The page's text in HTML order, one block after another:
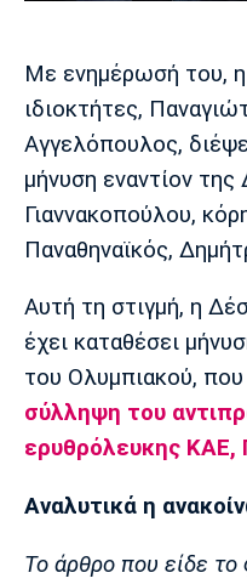
Πολιτισμός
Τραγούδια
Cine Spot
Running
Media
Παρασκήνιο
Πρόγραμμα TV
Ιωνικός
Μάντσεστερ
Γιουνάιτεντ
Λίβερπουλ
Με ενημέρωσή του,
ιδιοκτήτες,
Αγγελόπουλος,
μήνυση εναντίον της
Γιαννακοπούλου,
Παναθηναϊκός,
Αυτή τη στιγμή, η
έχει καταθέσει
του Ολυμπιακού,
σύλληψη του
ερυθρόλευκης ΚΑΕ,
Αναλυτικά η
Το άρθρο που είδε